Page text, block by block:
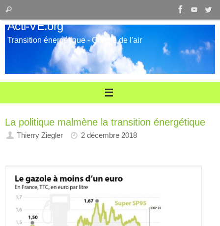
Passer
au
contenu
pour
:
Rechercher
Acti-VE.org
Transition énergétique - Qualité de l'air
La politique malmène la transition énergétique
Thierry Ziegler 2 décembre 2018